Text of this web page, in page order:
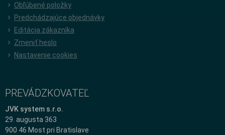
Obľúbené položky
Predchádzajúce objednávky
Editácia zákazníka
Zmeniť heslo
Nastavenie cookies
PREVÁDZKOVATEĽ
JVK system s.r.o.
29. augusta 363
900 46 Most pri Bratislave